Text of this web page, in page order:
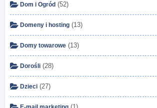
Dom i Ogród (52)
Domeny i hosting (13)
Domy towarowe (13)
Dorośli (28)
Dzieci (27)